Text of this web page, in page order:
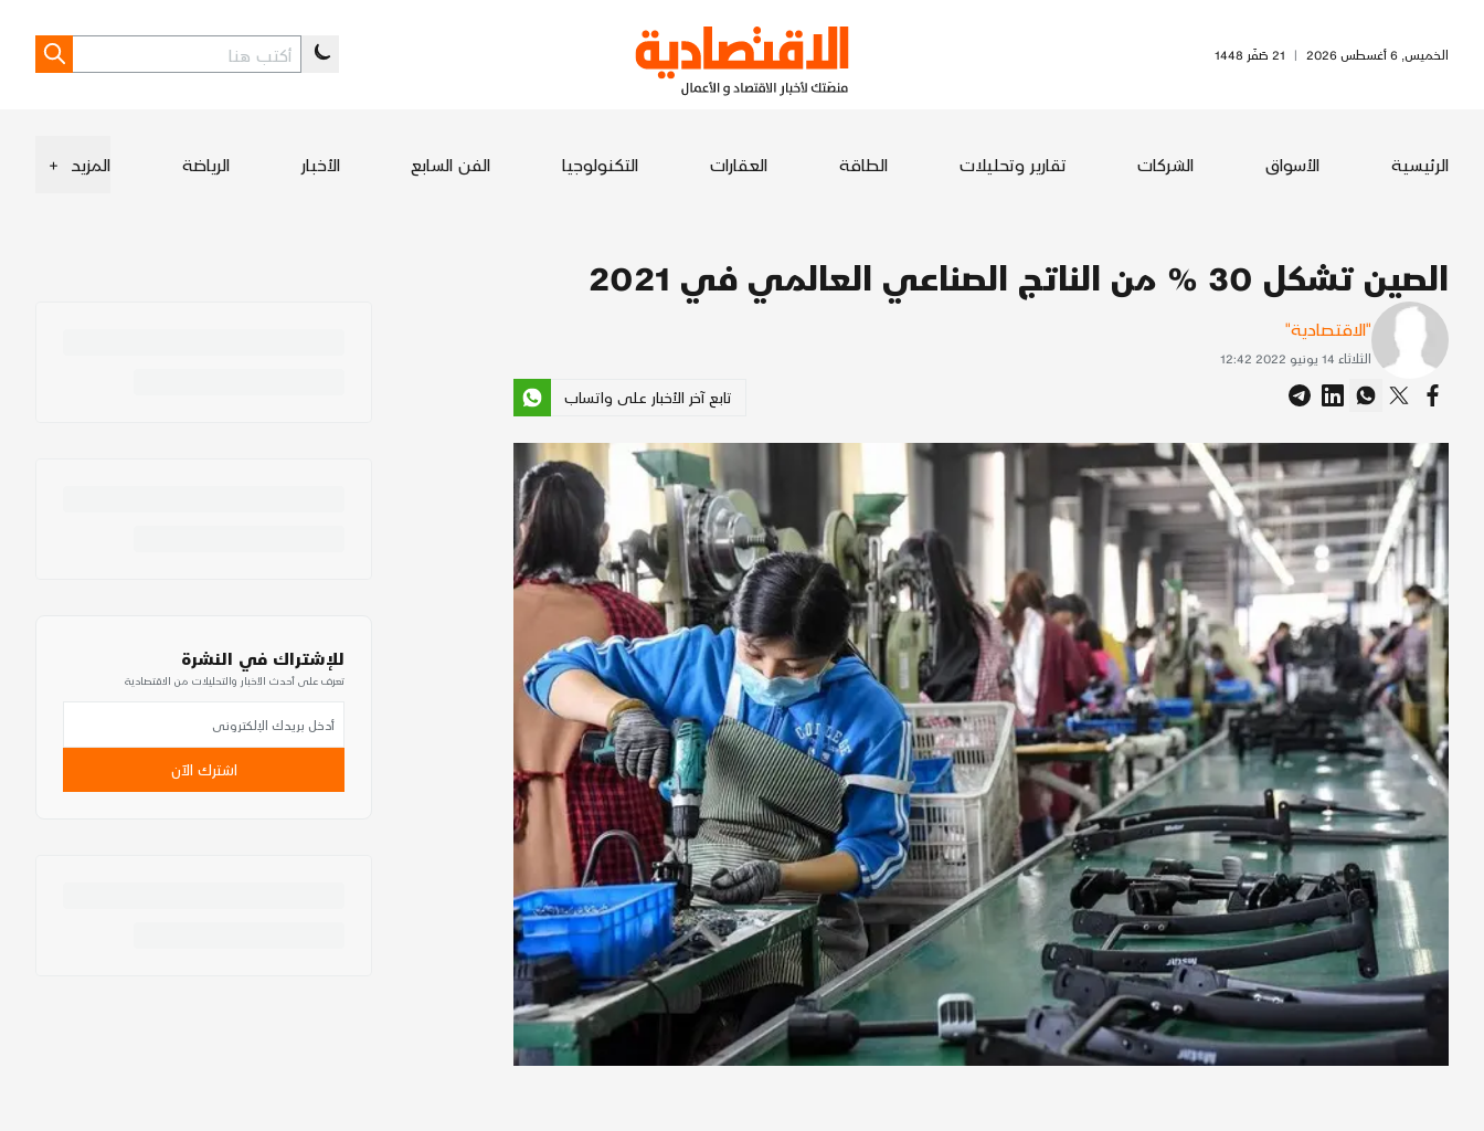
الخميس, 6 أغسطس 2026 | 21 صَفَر 1448
الرئيسية الأسواق الشركات تقارير وتحليلات الطاقة العقارات التكنولوجيا الفن السابع الأخبار الرياضة المزيد +
الصين تشكل 30 % من الناتج الصناعي العالمي في 2021
"الاقتصادية"
الثلاثاء 14 يونيو 2022 12:42
تابع آخر الأخبار على واتساب
للإشتراك في النشرة
تعرف على أحدث الأخبار والتحليلات من الاقتصادية
اشترك الآن